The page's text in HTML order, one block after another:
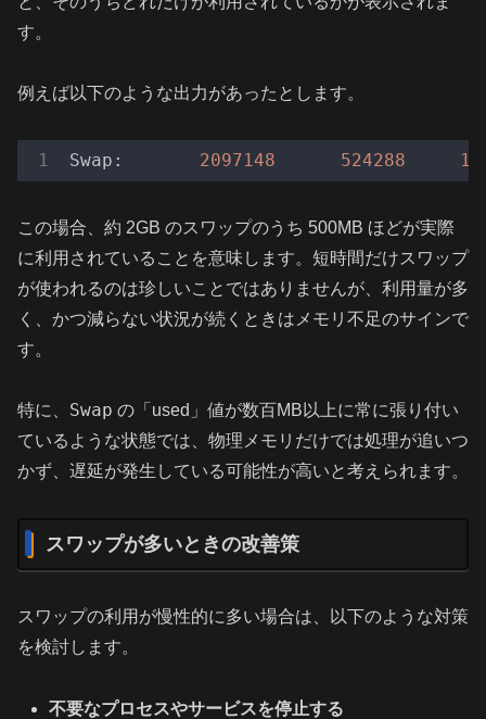
す。
例えば以下のような出力があったとします。
Swap: 2097148 524288
この場合、約 2GB のスワップのうち 500MB ほどが実際
に利用されていることを意味します。短時間だけスワップ
が使われるのは珍しいことではありませんが、利用量が多
く、かつ減らない状況が続くときはメモリ不足のサインで
す。
特に、 Swap の「used」値が数百MB以上に常に張り付い
ているような状態では、物理メモリだけでは処理が追いつ
かず、遅延が発生している可能性が高いと考えられます。
スワップが多いときの改善策
スワップの利用が慢性的に多い場合は、以下のような対策
を検討します。
不要なプロセスやサービスを停止する